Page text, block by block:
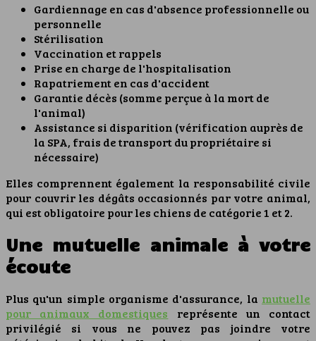
Gardiennage en cas d'absence professionnelle ou
personnelle
Stérilisation
Vaccination et rappels
Prise en charge de l'hospitalisation
Rapatriement en cas d'accident
Garantie décès (somme perçue à la mort de
l'animal)
Assistance si disparition (vérification auprès de
la SPA, frais de transport du propriétaire si
nécessaire)
Elles comprennent également la responsabilité civile
pour couvrir les dégâts occasionnés par votre animal,
qui est obligatoire pour les chiens de catégorie 1 et 2.
Une mutuelle animale à votre
écoute
Plus qu'un simple organisme d'assurance, la mutuelle
pour animaux domestiques représente un contact
privilégié si vous ne pouvez pas joindre votre